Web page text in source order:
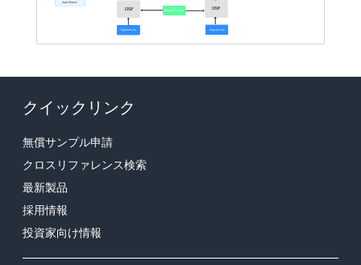
Supervisory Supervisory
Digital Isolator
DSP DSP
Aux Power
クイックリンク
無償サンプル申請
クロスリファレンス検索
最新製品
採用情報
投資家向け情報